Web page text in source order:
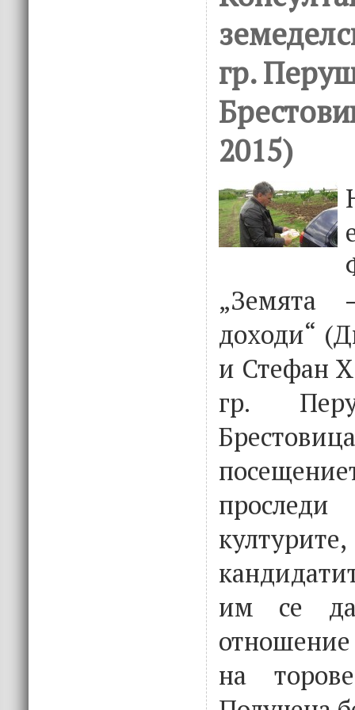
гр.
2015)
„Земята
доходи“
и Стефан
гр.
им се
на